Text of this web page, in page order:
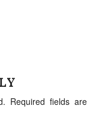
Required fields are